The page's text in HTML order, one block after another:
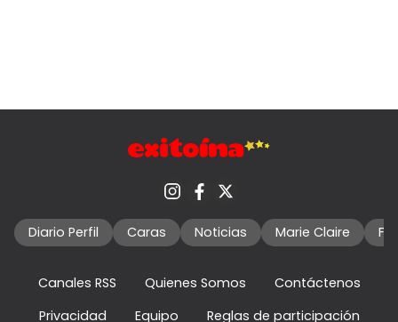
Diario Perfil Caras Noticias Marie Claire
Canales RSS Quienes Somos
Contáctenos
Privacidad
Equipo Reglas de participación